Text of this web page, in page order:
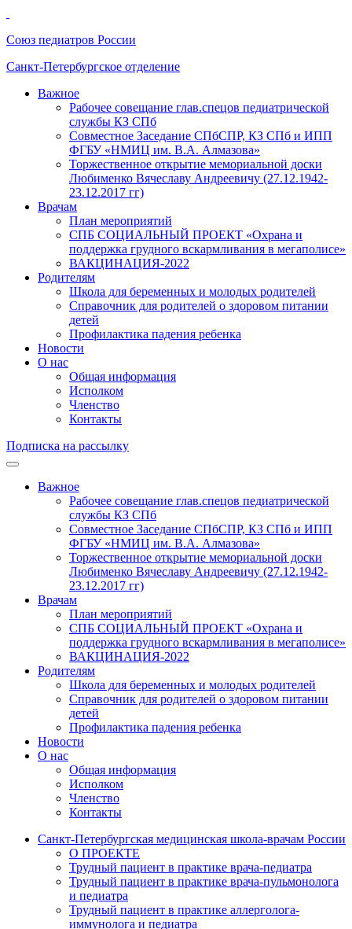
Союз педиатров России
Санкт-Петербургское отделение
Важное
Рабочее совещание глав.спецов педиатрической
службы КЗ СПб
Совместное Заседание СПбСПР, КЗ СПб и ИПП
ФГБУ «НМИЦ им. В.А. Алмазова»
Торжественное открытие мемориальной доски
Любименко Вячеславу Андреевичу (27.12.1942-
23.12.2017 гг)
Врачам
План мероприятий
СПБ СОЦИАЛЬНЫЙ ПРОЕКТ «Охрана и
поддержка грудного вскармливания в мегаполисе»
ВАКЦИНАЦИЯ-2022
Родителям
Школа для беременных и молодых родителей
Справочник для родителей о здоровом питании
детей
Профилактика падения ребенка
Новости
О нас
Общая информация
Исполком
Членство
Контакты
Подписка на рассылку
Важное
Рабочее совещание глав.спецов педиатрической
службы КЗ СПб
Совместное Заседание СПбСПР, КЗ СПб и ИПП
ФГБУ «НМИЦ им. В.А. Алмазова»
Торжественное открытие мемориальной доски
Любименко Вячеславу Андреевичу (27.12.1942-
23.12.2017 гг)
Врачам
План мероприятий
СПБ СОЦИАЛЬНЫЙ ПРОЕКТ «Охрана и
поддержка грудного вскармливания в мегаполисе»
ВАКЦИНАЦИЯ-2022
Родителям
Школа для беременных и молодых родителей
Справочник для родителей о здоровом питании
детей
Профилактика падения ребенка
Новости
О нас
Общая информация
Исполком
Членство
Контакты
Санкт-Петербургская медицинская школа-врачам России
О ПРОЕКТЕ
Трудный пациент в практике врача-педиатра
Трудный пациент в практике врача-пульмонолога
и педиатра
Трудный пациент в практике аллерголога-
иммунолога и педиатра